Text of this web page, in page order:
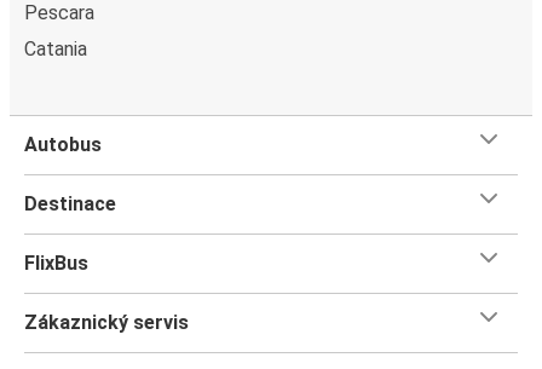
Pescara
Catania
Autobus
Destinace
FlixBus
Zákaznický servis